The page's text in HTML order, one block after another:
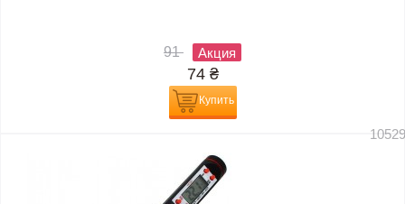
91 Акция
74 ₴
Купить